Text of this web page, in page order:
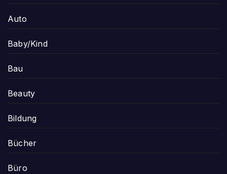
Auto
Baby/Kind
Bau
Beauty
Bildung
Bücher
Büro